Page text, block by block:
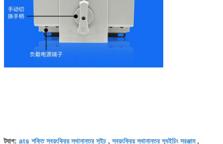
ট্যাগ: ats শক্তি স্বয়ংক্রিয় স্থানান্তর সুইচ,স্বয়ংক্রিয় স্থানান্তর স্যুইচিং সরঞ্জাম,